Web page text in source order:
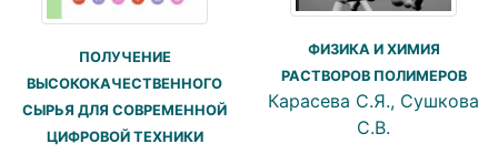
ПОЛУЧЕНИЕ
ВЫСОКОКАЧЕСТВЕННОГО
СЫРЬЯ ДЛЯ СОВРЕМЕННОЙ
ЦИФРОВОЙ ТЕХНИКИ
ФИЗИКА И ХИМИЯ
РАСТВОРОВ ПОЛИМЕРОВ
Карасева С.Я., Сушкова
С.В.